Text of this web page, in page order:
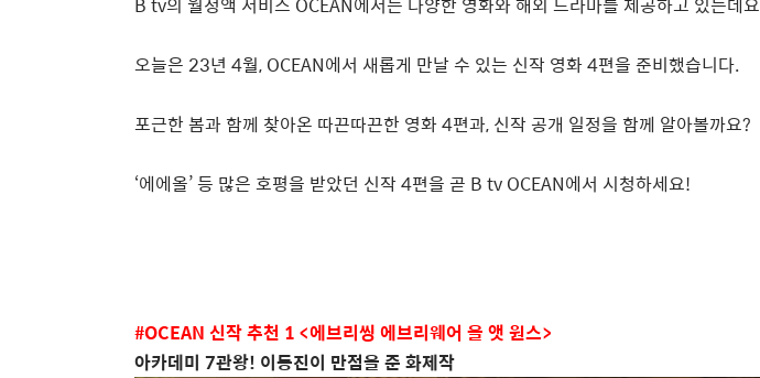
오늘은 23년 4월, OCEAN에서 새롭게 만날 수 있는 신작 영화4편을 준비했습니다.
포근한 봄과 함께 찾아온 따끈따끈한 영화4편과, 신작 공개 일정을 함께 알아볼까요?
‘에에올’등 많은 호평을 받았던 신작4편을 곧 B tv OCEAN에서 시청하세요!
#OCEAN 신작 추천 1 <에브리씽 에브리웨어 올 앳 원스>
아카데미 7관왕! 이동진이 만점을 준 화제작